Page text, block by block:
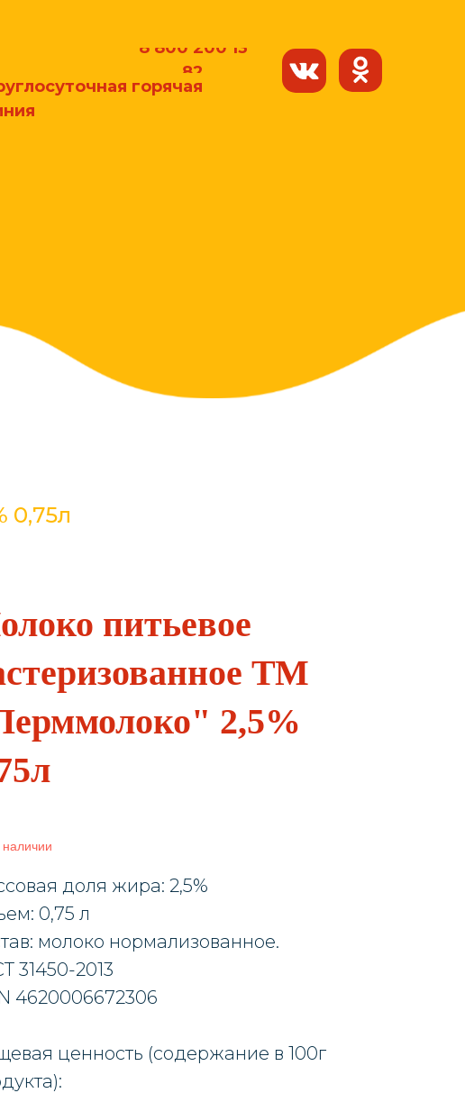
горячая
8 800 200 13
82
0,75л
питьевое
ТМ
2,5%
наличии
доля жира: 2,5%
0,75 л
молоко нормализованное.
31450-2013
4620006672306
ценность (содержание в 100г